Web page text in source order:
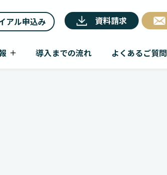
アル申込み 資料請求
導入までの流れ よくあるご質問